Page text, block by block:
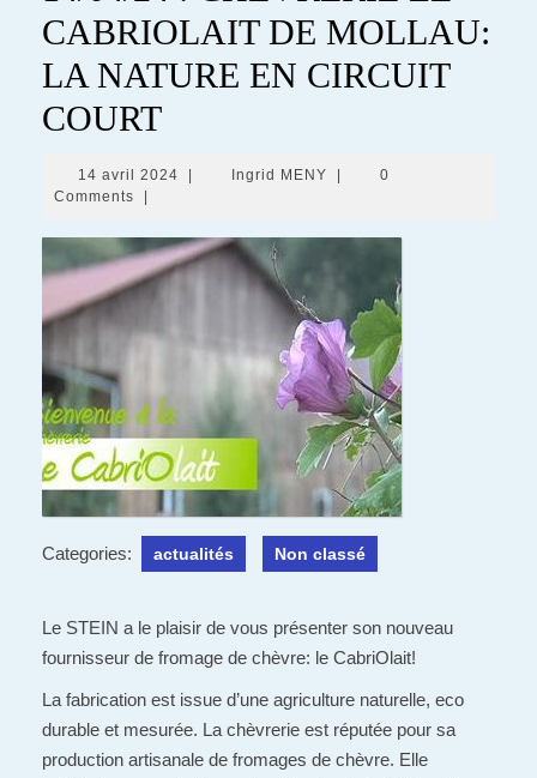
CABRIOLAIT DE MOLLAU:
LA NATURE EN CIRCUIT
COURT
14 avril 2024 14
Ingrid MENY Ingrid
0
Comments
Categories: actualités Non classé
Le STEIN a le plaisir de vous présenter son nouveau
fournisseur de fromage de chèvre: le CabriOlait!
La fabrication est issue d’une agriculture naturelle, eco
durable et mesurée. La chèvrerie est réputée pour sa
production artisanale de fromages de chèvre. Elle